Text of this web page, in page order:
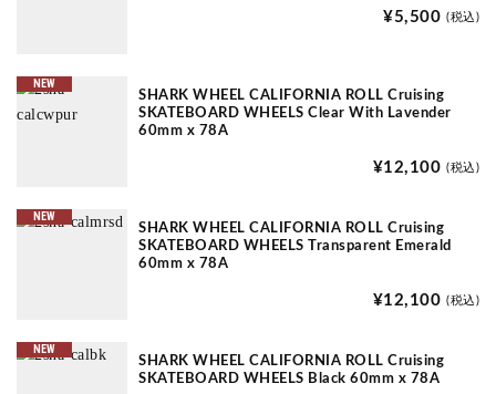
¥5,500 (税込)
NEW
SHARK WHEEL CALIFORNIA ROLL Cruising
SKATEBOARD WHEELS Clear With Lavender
60mm x 78A
¥12,100 (税込)
NEW
SHARK WHEEL CALIFORNIA ROLL Cruising
SKATEBOARD WHEELS Transparent Emerald
60mm x 78A
¥12,100 (税込)
NEW
SHARK WHEEL CALIFORNIA ROLL Cruising
SKATEBOARD WHEELS Black 60mm x 78A